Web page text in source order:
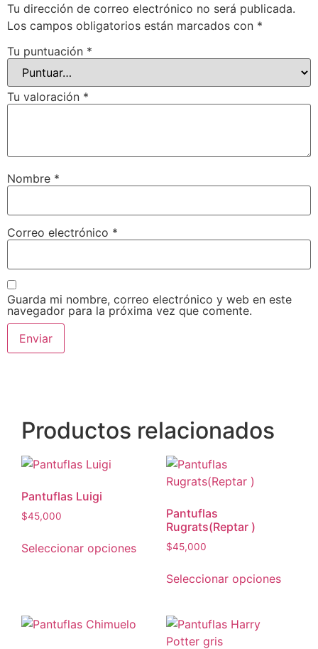
Tu dirección de correo electrónico no será publicada.
Los campos obligatorios están marcados con *
Tu puntuación *
Tu valoración *
Nombre *
Correo electrónico *
Guarda mi nombre, correo electrónico y web en este
navegador para la próxima vez que comente.
Productos relacionados
Pantuflas Luigi
$45,000
Seleccionar opciones
Pantuflas
Rugrats(Reptar )
$45,000
Seleccionar opciones